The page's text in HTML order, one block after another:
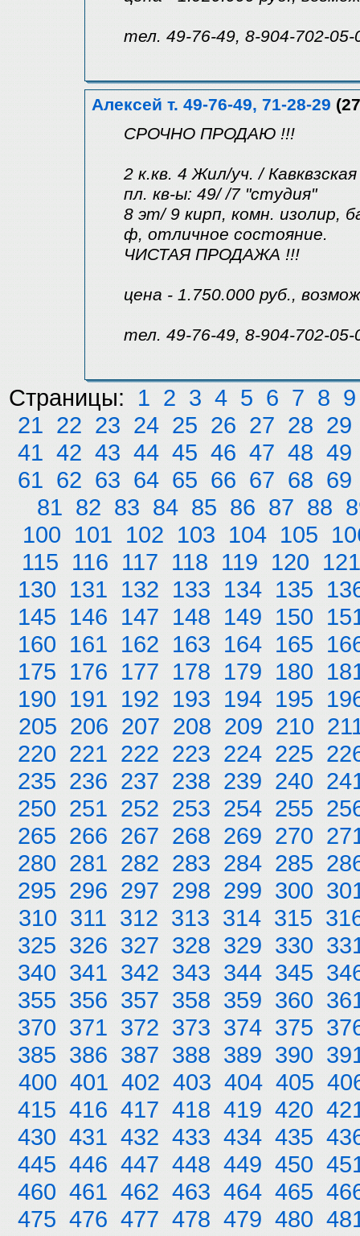
тел. 49-76-49, 8-904-702-05-
Алексей т. 49-76-49, 71-28-29
СРОЧНО ПРОДАЮ !!!
2 к.кв. 4 Жил/уч. / Кавквзская
пл. кв-ы: 49/ /7 "студия"
8 эт/ 9 кирп, комн. изолир,
ф, отличное состояние.
ЧИСТАЯ ПРОДАЖА !!!
цена - 1.750.000 руб.,
тел. 49-76-49, 8-904-702-05-
Страницы: 1 2 3 4 5 6 7 8 9
21 22 23 24 25 26 27 28 29
41 42 43 44 45 46 47 48 49
61 62 63 64 65 66 67 68 69
81 82 83 84 85 86 87 88
100 101 102 103 104 105
115 116 117 118 119 120 121
130 131 132 133 134 135
145 146 147 148 149 150
160 161 162 163 164 165
175 176 177 178 179 180
190 191 192 193 194 195
205 206 207 208 209 210
220 221 222 223 224 225
235 236 237 238 239 240
250 251 252 253 254 255
265 266 267 268 269 270
280 281 282 283 284 285
295 296 297 298 299 300
310 311 312 313 314 315
325 326 327 328 329 330
340 341 342 343 344 345
355 356 357 358 359 360
370 371 372 373 374 375
385 386 387 388 389 390
400 401 402 403 404 405
415 416 417 418 419 420
430 431 432 433 434 435
445 446 447 448 449 450
460 461 462 463 464 465
475 476 477 478 479 480